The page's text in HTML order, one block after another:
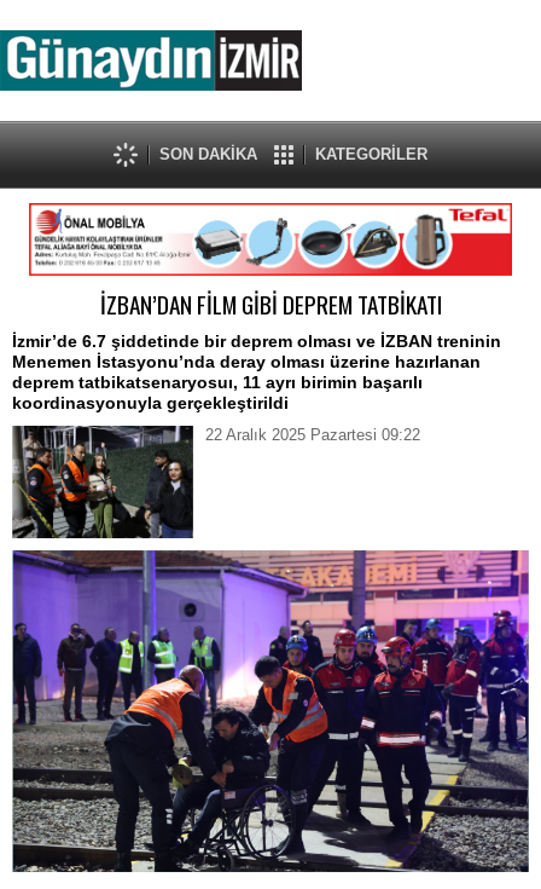
SON DAKİKA KATEGORİLER
İZBAN’DAN FİLM GİBİ DEPREM TATBİKATI
İzmir’de 6.7 şiddetinde bir deprem olması ve İZBAN treninin
Menemen İstasyonu’nda deray olması üzerine hazırlanan
deprem tatbikatsenaryosuı, 11 ayrı birimin başarılı
koordinasyonuyla gerçekleştirildi
22 Aralık 2025 Pazartesi 09:22